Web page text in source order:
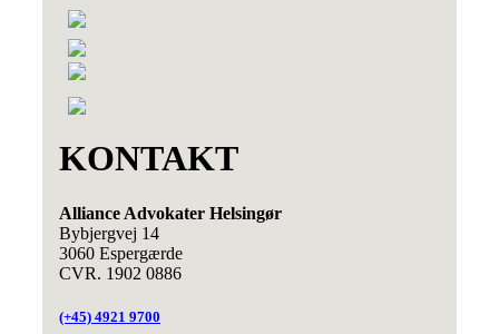
KONTAKT
Alliance Advokater Helsingør
Bybjergvej 14
3060 Espergærde
CVR. 1902 0886
(+45) 4921 9700